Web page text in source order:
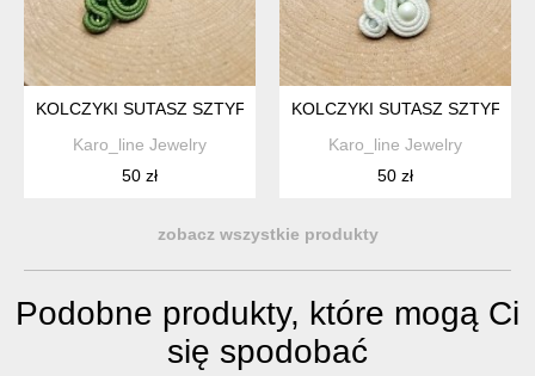
KOLCZYKI SUTASZ SZTYFTY 19
Karo_line Jewelry
50 zł
KOLCZYKI SUTASZ SZTYFTY
Karo_line Jewelry
50 zł
zobacz wszystkie produkty
Podobne produkty, które mogą Ci
się spodobać